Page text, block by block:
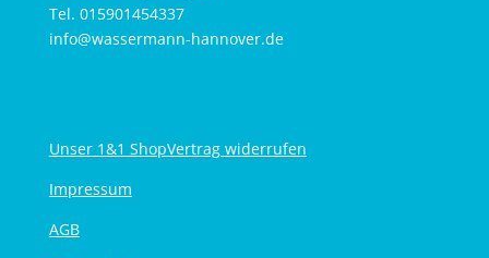
Tel. 015901454337
info@wassermann-hannover.de
Unser 1&1 Shop
Impressum
AGB
Vertrag widerrufen